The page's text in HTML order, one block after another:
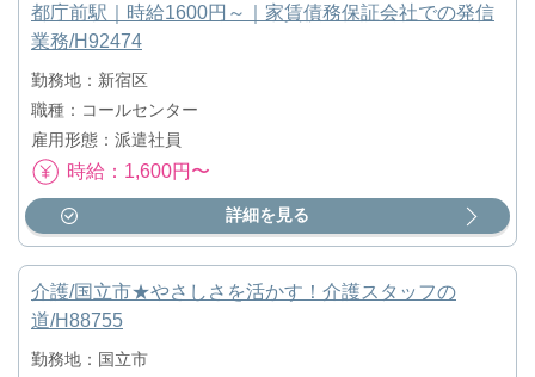
都庁前駅｜時給1600円～｜家賃債務保証会社での発信
業務/H92474
勤務地：新宿区
職種：コールセンター
雇用形態：派遣社員
時給：1,600円〜
詳細を見る
介護/国立市★やさしさを活かす！介護スタッフの
道/H88755
勤務地：国立市